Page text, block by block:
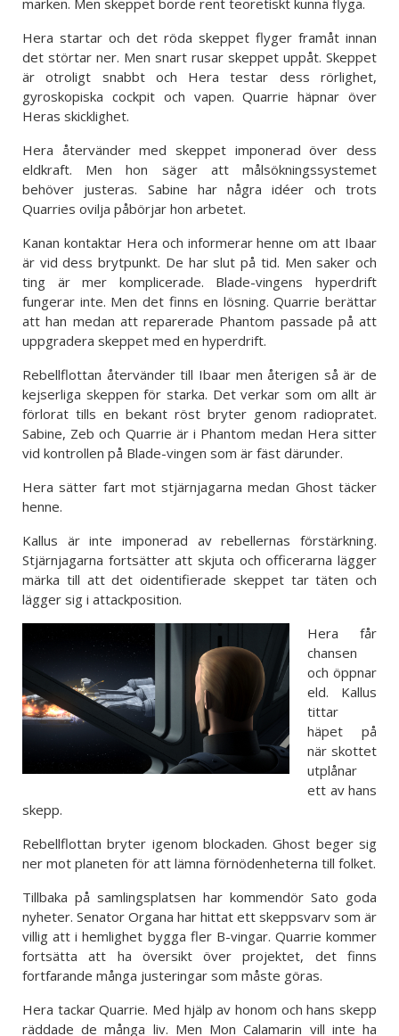
Hera startar och det röda skeppet flyger framåt innan
det störtar ner. Men snart rusar skeppet uppåt. Skeppet
är otroligt snabbt och Hera testar dess rörlighet,
gyroskopiska cockpit och vapen. Quarrie häpnar över
Heras skicklighet.
Hera återvänder med skeppet imponerad över dess
eldkraft. Men hon säger att målsökningssystemet
behöver justeras. Sabine har några idéer och trots
Quarries ovilja påbörjar hon arbetet.
Kanan kontaktar Hera och informerar henne om att Ibaar
är vid dess brytpunkt. De har slut på tid. Men saker och
ting är mer komplicerade. Blade-vingens hyperdrift
fungerar inte. Men det finns en lösning. Quarrie berättar
att han medan att reparerade Phantom passade på att
uppgradera skeppet med en hyperdrift.
Rebellflottan återvänder till Ibaar men återigen så är de
kejserliga skeppen för starka. Det verkar som om allt är
förlorat tills en bekant röst bryter genom radiopratet.
Sabine, Zeb och Quarrie är i Phantom medan Hera sitter
vid kontrollen på Blade-vingen som är fäst därunder.
Hera sätter fart mot stjärnjagarna medan Ghost täcker
henne.
Kallus är inte imponerad av rebellernas förstärkning.
Stjärnjagarna fortsätter att skjuta och officerarna lägger
märka till att det oidentifierade skeppet tar täten och
lägger sig i attackposition.
Hera får
chansen
och öppnar
eld. Kallus
tittar
häpet på
när skottet
utplånar
ett av hans
skepp.
Rebellflottan bryter igenom blockaden. Ghost beger sig
ner mot planeten för att lämna förnödenheterna till folket.
Tillbaka på samlingsplatsen har kommendör Sato goda
nyheter. Senator Organa har hittat ett skeppsvarv som är
villig att i hemlighet bygga fler B-vingar. Quarrie kommer
fortsätta att ha översikt över projektet, det finns
fortfarande många justeringar som måste göras.
Hera tackar Quarrie. Med hjälp av honom och hans skepp
räddade de många liv. Men Mon Calamarin vill inte ha